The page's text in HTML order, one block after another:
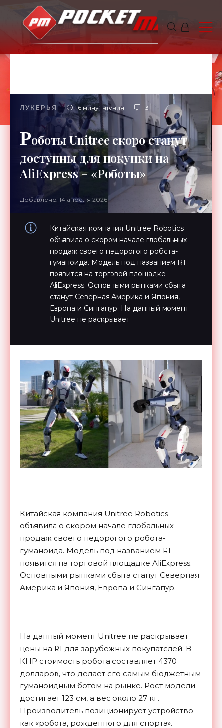
ЛУКЕРЬЯ 6 минут чтения 3
Роботы Unitree скоро станут
доступны для покупки на
AliExpress - «Роботы»
Добавлено: 14 апреля 2026
Китайская компания Unitree Robotics
объявила о скором начале глобальных
продаж своего недорогого робота-
гуманоида. Модель под названием R1
появится на торговой площадке
AliExpress. Основными рынками сбыта
станут Северная Америка и Япония,
Европа и Сингапур. На данный момент
Unitree не раскрывает
Китайская компания Unitree Robotics
объявила о скором начале глобальных
продаж своего недорогого робота-
гуманоида. Модель под названием R1
появится на торговой площадке AliExpress.
Основными рынками сбыта станут Северная
Америка и Япония, Европа и Сингапур.
На данный момент Unitree не раскрывает
цены на R1 для зарубежных покупателей. В
КНР стоимость робота составляет 4370
долларов, что делает его самым бюджетным
гуманоидным ботом на рынке. Рост модели
достигает 123 см, а вес около 27 кг.
Производитель позиционирует устройство
как «робота, рожденного для спорта».